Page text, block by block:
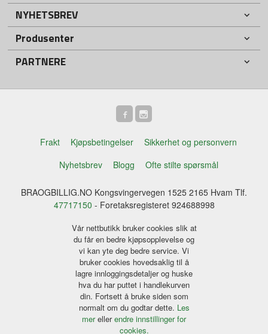
NYHETSBREV
Produsenter
PARTNERE
Frakt Kjøpsbetingelser
Sikkerhet og personvern
Nyhetsbrev
Blogg Ofte stilte spørsmål
BRAOGBILLIG.NO Kongsvingervegen 1525 2165 Hvam Tlf.
47717150 - Foretaksregisteret 924688998
Vår nettbutikk bruker cookies slik at
du får en bedre kjøpsopplevelse og
vi kan yte deg bedre service. Vi
bruker cookies hovedsaklig til å
lagre innloggingsdetaljer og huske
hva du har puttet i handlekurven
din. Fortsett å bruke siden som
normalt om du godtar dette. Les
merellerendre innstillinger for
cookies.